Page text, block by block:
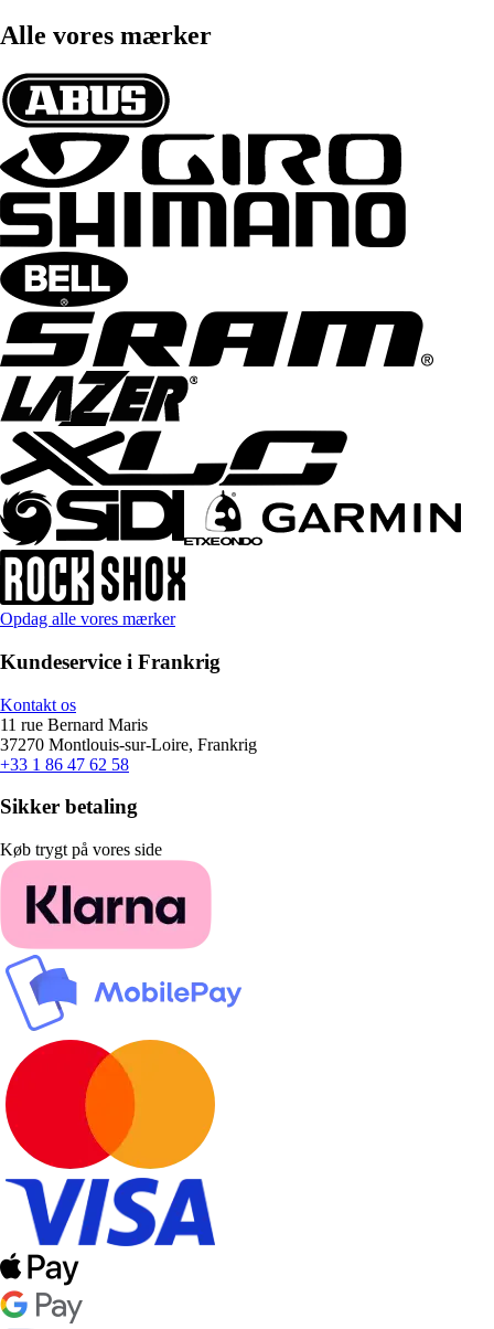
Alle vores mærker
Opdag alle vores mærker
Kundeservice i Frankrig
Kontakt os
11 rue Bernard Maris
37270 Montlouis-sur-Loire, Frankrig
+33 1 86 47 62 58
Sikker betaling
Køb trygt på vores side